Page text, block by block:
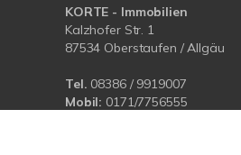
KORTE - Immobilien
Kalzhofer Str. 1
87534 Oberstaufen / Allgäu
Tel. 08386 / 9919007
Mobil: 0171/7756555